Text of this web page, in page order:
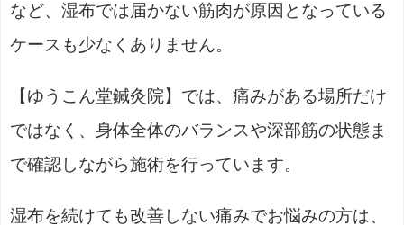
など、湿布では届かない筋肉が原因となっている
ケースも少なくありません。
【ゆうこん堂鍼灸院】では、痛みがある場所だけ
ではなく、身体全体のバランスや深部筋の状態ま
で確認しながら施術を行っています。
湿布を続けても改善しない痛みでお悩みの方は、